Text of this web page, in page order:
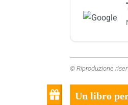
© Riproduzione
Un libro